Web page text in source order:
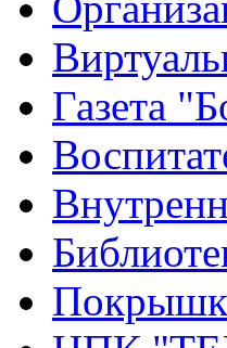
Газета